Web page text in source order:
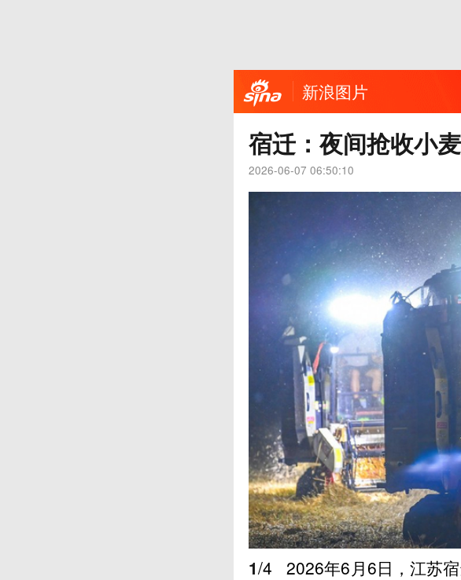
新浪图片
宿迁：夜间抢收小麦
2026-06-07 06:50:10
1/4
2026年6月6日，江苏